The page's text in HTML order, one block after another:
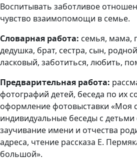
Воспитывать заботливое
чувство взаимопомощи в семье.
Словарная работа: семья, мама,
дедушка, брат, сестра, сын,
ласковый, заботиться, любить,
Предварительная работа:
фотографий детей, беседа по их
оформление фотовыставки «Моя
индивидуальные беседы с детьми
заучивание имени и отчества
адреса, чтение рассказа Е.
большой».